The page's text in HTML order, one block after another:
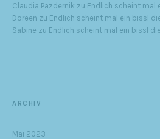
Claudia Pazdernik zu Endlich scheint mal
Doreen zu Endlich scheint mal ein bissl
Sabine zu Endlich scheint mal ein bissl
ARCHIV
Mai 2023